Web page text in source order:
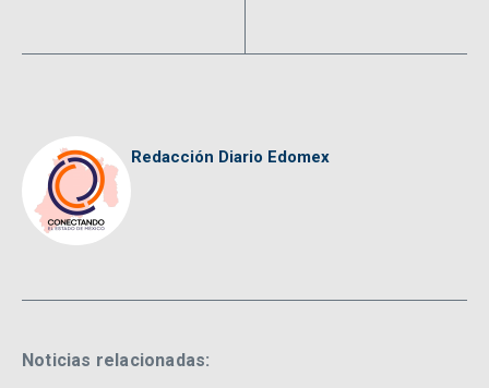
Redacción Diario Edomex
Noticias relacionadas: